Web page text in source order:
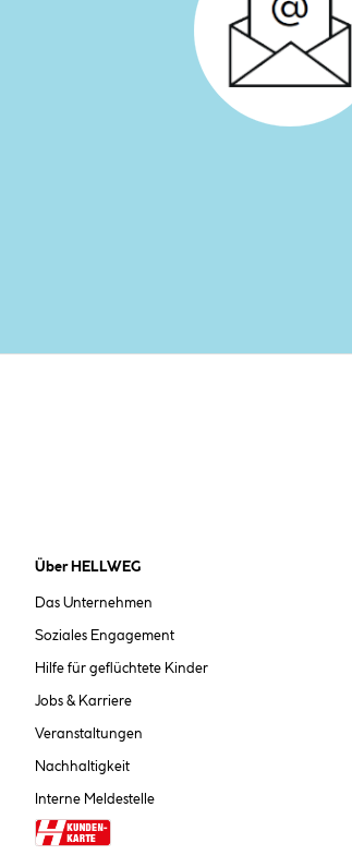
Über HELLWEG
Das Unternehmen
Soziales Engagement
Hilfe für geflüchtete Kinder
Jobs & Karriere
Veranstaltungen
Nachhaltigkeit
Interne Meldestelle